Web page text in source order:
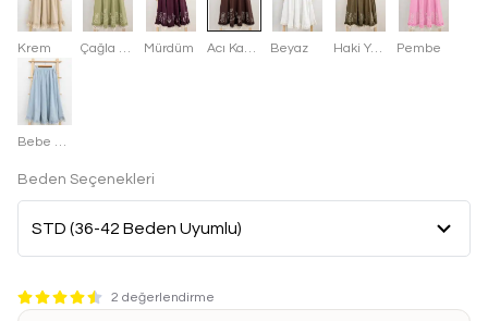
Krem Mürdüm Beyaz Haki Yeşili Pembe
Bebe Mavisi
Beden Seçenekleri
2 değerlendirme